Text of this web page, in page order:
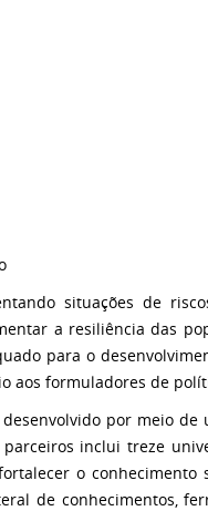
situações de
a resiliência das
para o
aos formuladores de
por meio
inclui treze
o conhecimento
de conhecimentos,